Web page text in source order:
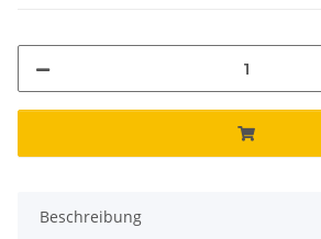
Beschreibung